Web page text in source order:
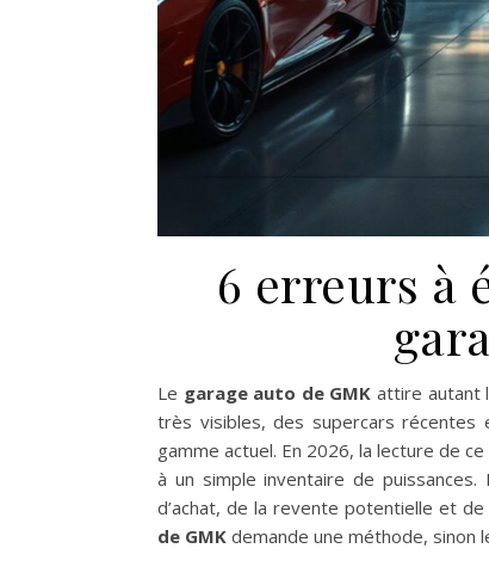
6 erreurs à
Le garage auto de GMK attire autant
très visibles, des supercars récentes
gamme actuel. En 2026, la lecture de
à un simple inventaire de
d’achat, de la revente potentielle et
de GMK demande une méthode, sinon